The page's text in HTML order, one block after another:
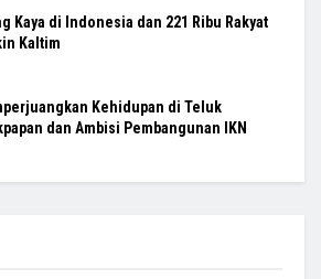
Kaya di Indonesia dan 221 Ribu Rakyat
Kaltim
Kehidupan di Teluk
dan Ambisi Pembangunan IKN